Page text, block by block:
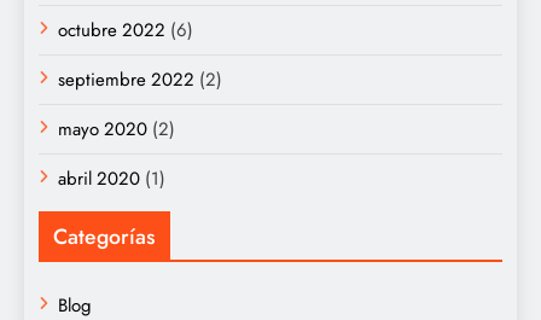
octubre 2022 (6)
septiembre 2022 (2)
mayo 2020 (2)
abril 2020 (1)
Categorías
Blog